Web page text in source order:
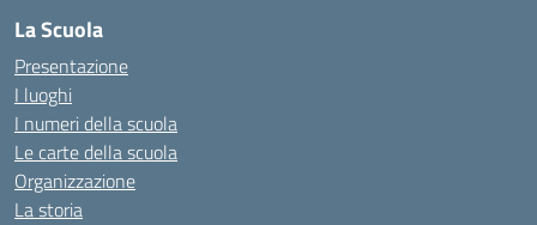
La Scuola
Presentazione
I luoghi
I numeri della scuola
Le carte della scuola
Organizzazione
La storia